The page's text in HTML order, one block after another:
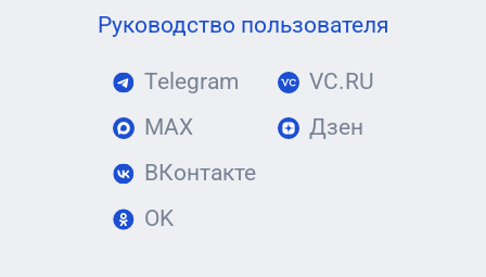
Руководство пользователя
Telegram
MAX
ВКонтакте
OK
VC.RU
Дзен